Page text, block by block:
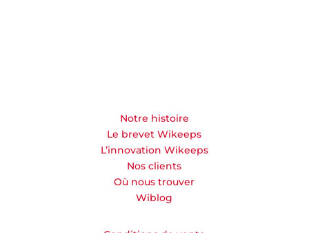
Notre histoire
Le brevet Wikeeps
L’innovation Wikeeps
Nos clients
Où nous trouver
Wiblog